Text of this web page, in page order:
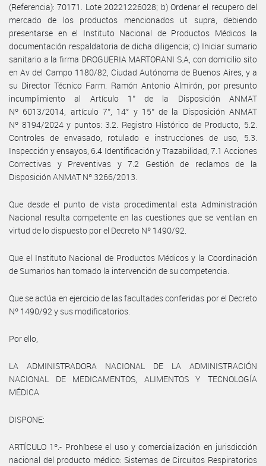
(Referencia): 70171. Lote 20221226028; b) Ordenar el recupero del
mercado de los productos mencionados ut supra, debiendo
presentarse en el Instituto Nacional de Productos Médicos la
documentación respaldatoria de dicha diligencia; c) Iniciar sumario
sanitario a la firma DROGUERIA MARTORANI S.A, con domicilio sito
en Av del Campo 1180/82, Ciudad Autónoma de Buenos Aires, y a
su Director Técnico Farm. Ramón Antonio Almirón, por presunto
incumplimiento al Artículo 1° de la Disposición ANMAT
Nº 6013/2014, artículo 7°, 14° y 15° de la Disposición ANMAT
Nº 8194/2024 y puntos: 3.2. Registro Histórico de Producto, 5.2.
Controles de envasado, rotulado e instrucciones de uso, 5.3.
Inspección y ensayos, 6.4 Identificación y Trazabilidad, 7.1 Acciones
Correctivas y Preventivas y 7.2 Gestión de reclamos de la
Disposición ANMAT Nº 3266/2013.
Que desde el punto de vista procedimental esta Administración
Nacional resulta competente en las cuestiones que se ventilan en
virtud de lo dispuesto por el Decreto Nº 1490/92.
Que el Instituto Nacional de Productos Médicos y la Coordinación
de Sumarios han tomado la intervención de su competencia.
Que se actúa en ejercicio de las facultades conferidas por el Decreto
Nº 1490/92 y sus modificatorios.
Por ello,
LA ADMINISTRADORA NACIONAL DE LA ADMINISTRACIÓN
NACIONAL DE MEDICAMENTOS, ALIMENTOS Y TECNOLOGÍA
MÉDICA
DISPONE:
ARTÍCULO 1º.- Prohíbese el uso y comercialización en jurisdicción
nacional del producto médico: Sistemas de Circuitos Respiratorios